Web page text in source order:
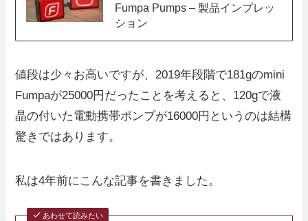
Fumpa Pumps – 製品インプレッ
ション
値段は少々お高いですが、2019年段階で181gのmini
Fumpaが25000円だったことを考えると、120gで液
晶の付いた電動携帯ポンプが16000円というのは結構
驚きではあります。
私は4年前にこんな記事を書きました。
あわせて読みたい